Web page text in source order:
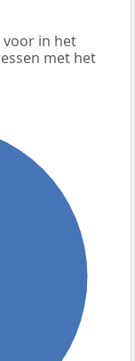
voor in het
met het